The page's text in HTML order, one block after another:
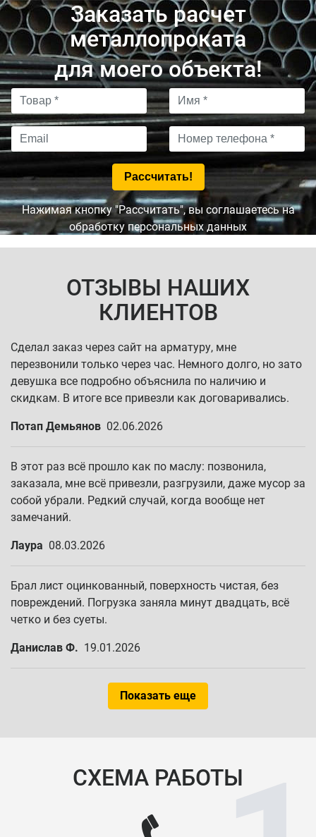
Заказать расчет
металлопроката
для моего объекта!
Нажимая кнопку "Рассчитать", вы соглашаетесь на
обработку персональных данных
ОТЗЫВЫ НАШИХ
КЛИЕНТОВ
Сделал заказ через сайт на арматуру, мне
перезвонили только через час. Немного долго, но зато
девушка все подробно объяснила по наличию и
скидкам. В итоге все привезли как договаривались.
Потап Демьянов 02.06.2026
В этот раз всё прошло как по маслу: позвонила,
заказала, мне всё привезли, разгрузили, даже мусор за
собой убрали. Редкий случай, когда вообще нет
замечаний.
Лаура 08.03.2026
Брал лист оцинкованный, поверхность чистая, без
повреждений. Погрузка заняла минут двадцать, всё
четко и без суеты.
Данислав Ф. 19.01.2026
Показать еще
СХЕМА РАБОТЫ